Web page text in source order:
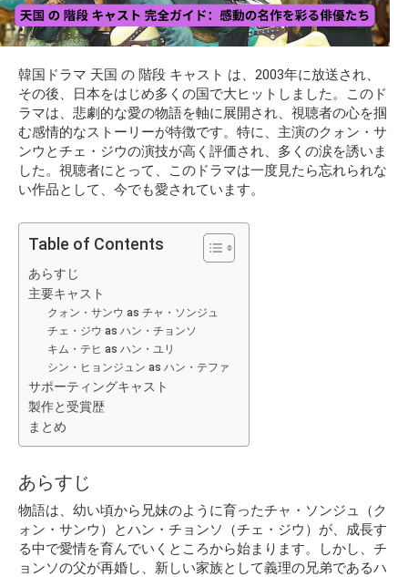
韓国ドラマ 天国 の 階段 キャスト は、2003年に放送され、
その後、日本をはじめ多くの国で大ヒットしました。このド
ラマは、悲劇的な愛の物語を軸に展開され、視聴者の心を掴
む感情的なストーリーが特徴です。特に、主演のクォン・サ
ンウとチェ・ジウの演技が高く評価され、多くの涙を誘いま
した。視聴者にとって、このドラマは一度見たら忘れられな
い作品として、今でも愛されています。
Table of Contents
あらすじ
主要キャスト
クォン・サンウ as チャ・ソンジュ
チェ・ジウ as ハン・チョンソ
キム・テヒ as ハン・ユリ
シン・ヒョンジュン as ハン・テファ
サポーティングキャスト
製作と受賞歴
まとめ
あらすじ
物語は、幼い頃から兄妹のように育ったチャ・ソンジュ（ク
ォン・サンウ）とハン・チョンソ（チェ・ジウ）が、成長す
る中で愛情を育んでいくところから始まります。しかし、チ
ョンソの父が再婚し、新しい家族として義理の兄弟であるハ